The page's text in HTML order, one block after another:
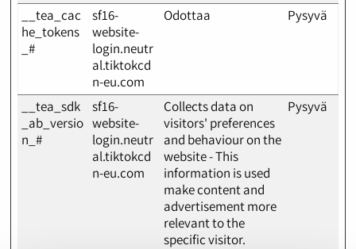
__tea_cac
he_tokens
_#
sf16-
website-
login.neutr
al.tiktokcd
n-eu.com
Odottaa Pysyvä
__tea_sdk
_ab_versio
n_#
sf16-
website-
login.neutr
al.tiktokcd
n-eu.com
Collects data on
visitors' preferences
and behaviour on the
website - This
information is used
make content and
advertisement more
relevant to the
specific visitor.
Pysyvä